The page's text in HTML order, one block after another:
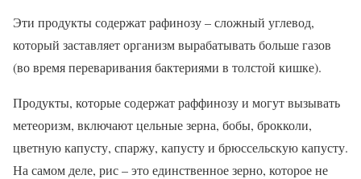
Эти продукты содержат рафинозу – сложный углевод,
который заставляет организм вырабатывать больше газов
(во время переваривания бактериями в толстой кишке).
Продукты, которые содержат раффинозу и могут вызывать
метеоризм, включают цельные зерна, бобы, брокколи,
цветную капусту, спаржу, капусту и брюссельскую капусту.
На самом деле, рис – это единственное зерно, которое не